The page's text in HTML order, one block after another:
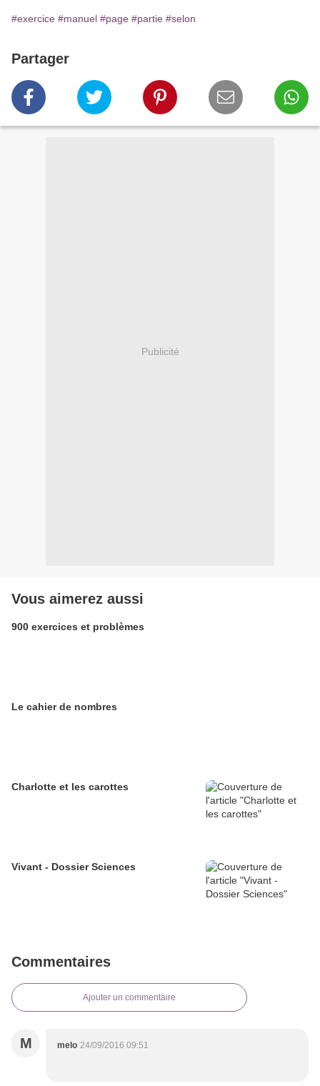
#exercice #manuel #page #partie #selon
Partager
Publicité
Vous aimerez aussi
900 exercices et problèmes
Le cahier de nombres
Charlotte et les carottes
Vivant - Dossier Sciences
Commentaires
Ajouter un commentaire
M melo 24/09/2016 09:51